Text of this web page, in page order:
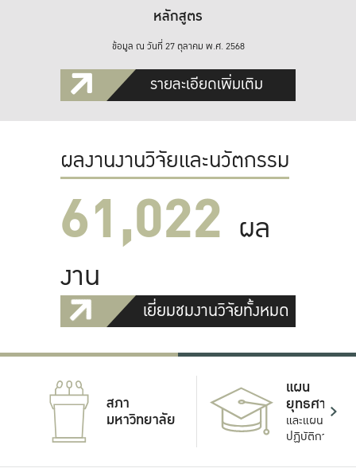
หลักสูตร
ข้อมูล ณ วันที่ 27 ตุลาคม พ.ศ. 2568
รายละเอียดเพิ่มเติม
ผลงานงานวิจัยและนวัตกรรม
61,022 ผล
งาน
เยี่ยมชมงานวิจัยทั้งหมด
สภา
มหาวิทยาลัย
แผน
ยุทธศาสตร์
และแผน
ปฏิบัติการ